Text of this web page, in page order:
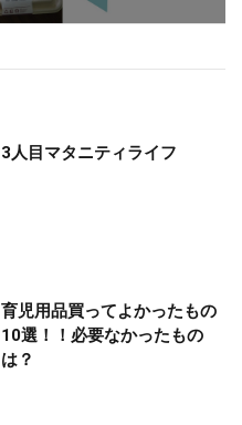
3人目マタニティライフ
育児用品買ってよかったもの
10選！！必要なかったもの
は？